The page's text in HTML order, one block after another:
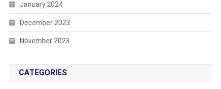
January 2024
December 2023
November 2023
CATEGORIES